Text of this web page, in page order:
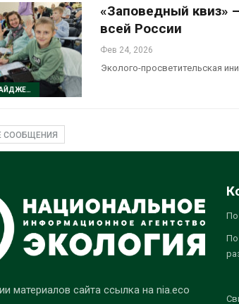
ЗАПОВЕДНЫЙ ДАЙДЖЕСТ
«Заповедный квиз»
всей России
Фев 24, 2026
Эколого-просветительская
СООБЩЕНИЯ
материалов сайта ссылка на nia.eco
По
По